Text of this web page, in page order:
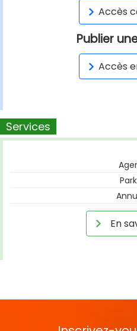
Accès
Publier
Accès
Services
En